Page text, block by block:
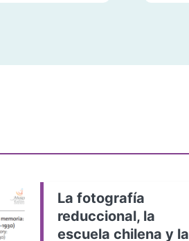
La fotografía
reduccional, la
escuela chilena y la